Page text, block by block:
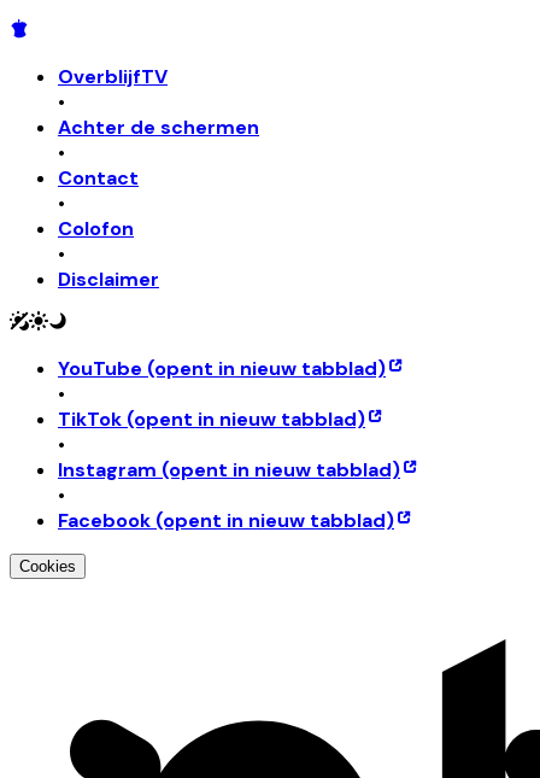
OverblijfTV
•
Achter de schermen
•
Contact
•
Colofon
•
Disclaimer
YouTube (opent in nieuw tabblad)
•
TikTok (opent in nieuw tabblad)
•
Instagram (opent in nieuw tabblad)
•
Facebook (opent in nieuw tabblad)
Cookies